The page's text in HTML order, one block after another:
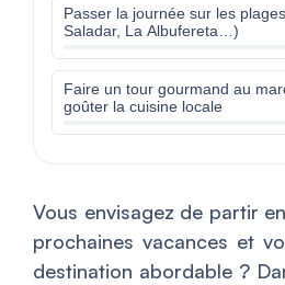
Passer la journée sur les
Saladar, La Albufereta…)
Faire un tour gourmand au
goûter la cuisine locale
Vous envisagez de partir
prochaines vacances et
destination abordable ?